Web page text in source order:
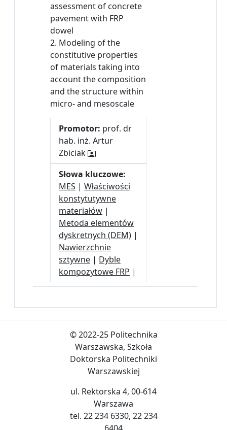
assessment of concrete
pavement with FRP
dowel
2. Modeling of the
constitutive properties
of materials taking into
account the composition
and the structure within
micro- and mesoscale
Promotor: prof. dr
hab. inż. Artur
Zbiciak
Słowa kluczowe:
MES | Właściwości
konstytutywne
materiałów |
Metoda elementów
dyskretnych (DEM) |
Nawierzchnie
sztywne | Dyble
kompozytowe FRP |
© 2022-25 Politechnika
Warszawska, Szkoła
Doktorska Politechniki
Warszawskiej
ul. Rektorska 4, 00-614
Warszawa
tel. 22 234 6330, 22 234